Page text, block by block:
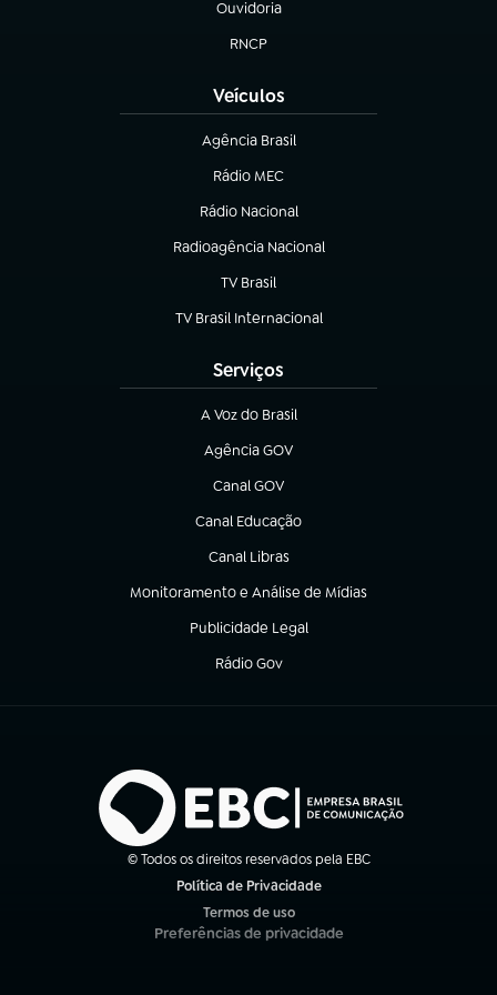
Ouvidoria
(abre em nova aba)
RNCP
(abre em nova aba)
Veículos
Agência Brasil
(abre em nova aba)
Rádio MEC
(abre em nova aba)
Rádio Nacional
Radioagência Nacional
(abre em nova aba)
TV Brasil
(abre em nova aba)
TV Brasil Internacional
(abre em nova aba)
Serviços
A Voz do Brasil
(abre em nova aba)
Agência GOV
(abre em nova aba)
Canal GOV
(abre em nova aba)
Canal Educação
(abre em nova aba)
Canal Libras
(abre em nova aba)
Monitoramento e Análise de Mídias
(abre em nova aba)
Publicidade Legal
(abre em nova aba)
Rádio Gov
(abre em nova aba)
© Todos os direitos reservados pela EBC
Política de Privacidade
Termos de uso
(abre em nova aba)
Preferências de privacidade